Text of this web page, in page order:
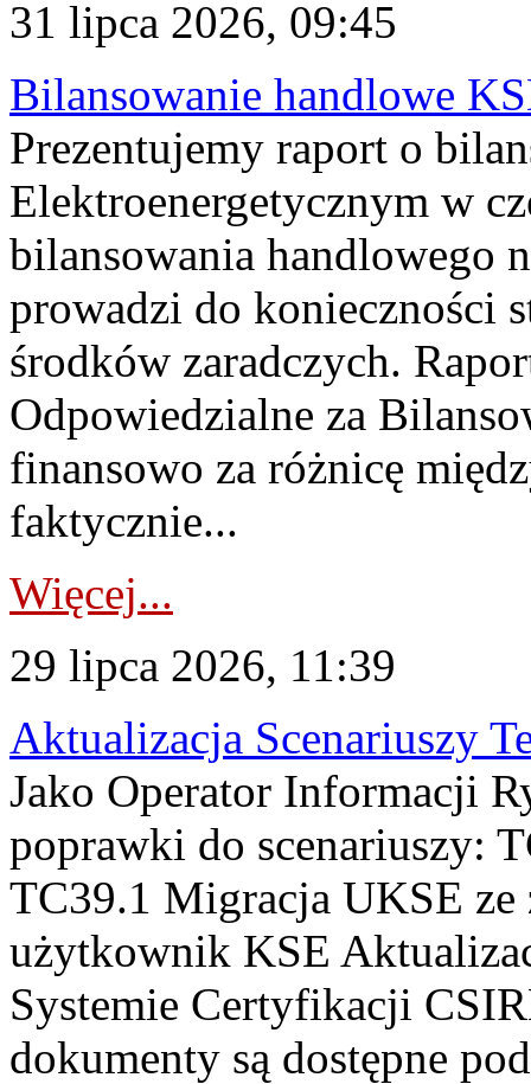
31 lipca 2026, 09:45
Bilansowanie handlowe
Prezentujemy raport o
Elektroenergetycznym w
bilansowania handlowego
prowadzi do konieczności
środków zaradczych.
Odpowiedzialne za
finansowo za różnicę
faktycznie...
Więcej...
29 lipca 2026, 11:39
Aktualizacja Scenariuszy
Jako Operator Informacji
poprawki do scenariuszy:
TC39.1 Migracja UKSE
użytkownik KSE
Systemie Certyfikacji
dokumenty są dostępne